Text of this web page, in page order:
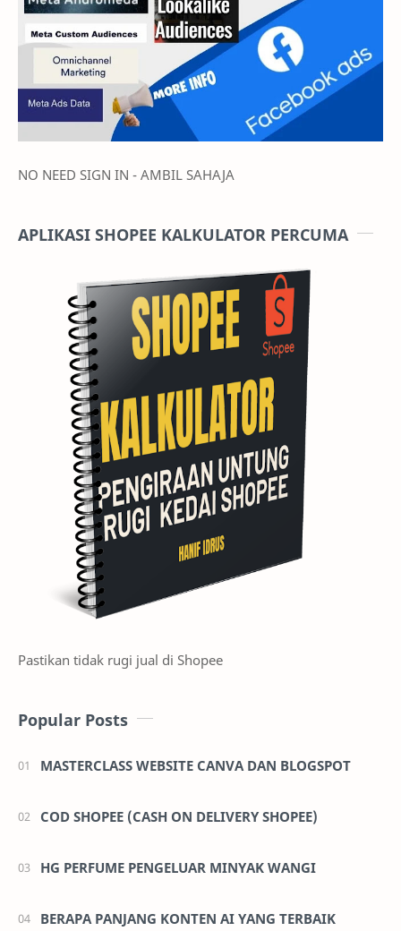
NO NEED SIGN IN - AMBIL SAHAJA
APLIKASI SHOPEE KALKULATOR PERCUMA
Pastikan tidak rugi jual di Shopee
Popular Posts
MASTERCLASS WEBSITE CANVA DAN BLOGSPOT
COD SHOPEE (CASH ON DELIVERY SHOPEE)
HG PERFUME PENGELUAR MINYAK WANGI
BERAPA PANJANG KONTEN AI YANG TERBAIK